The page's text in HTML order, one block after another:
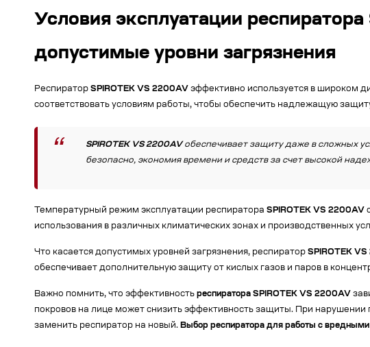
Условия эксплуатации
допустимые уровни загрязнения
Респиратор SPIROTEK VS 2200AV эффективно используется в широком
соответствовать условиям работы, чтобы обеспечить надлежащую
SPIROTEK VS 2200AVобеспечивает защиту даже в сложных
безопасно, экономия времени и средств за счет высокой
Температурный режим эксплуатации респиратора SPIROTEK VS 2200AV
использования в различных климатических зонах и производственных
Что касается допустимых уровней загрязнения, респиратор SPIROTEK
обеспечивает дополнительную защиту от кислых газов и паров в
Важно помнить, что эффективность респиратора SPIROTEK VS 2200AV
покровов на лице может снизить эффективность защиты. При
заменить респиратор на новый. Выбор респиратора для работы с